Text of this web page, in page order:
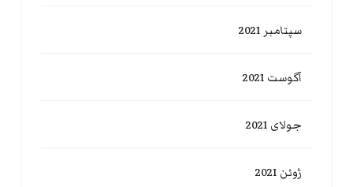
سپتامبر 2021
آگوست 2021
جولای 2021
ژوئن 2021